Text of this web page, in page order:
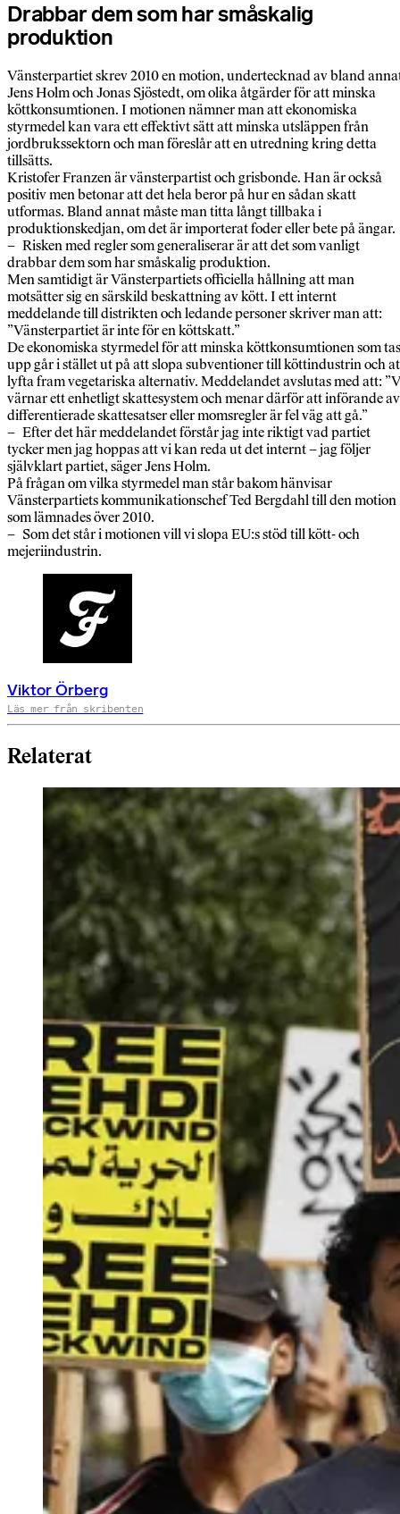
Drabbar dem som har småskalig
produktion
Vänsterpartiet skrev 2010 en motion, undertecknad av bland
Jens Holm och Jonas Sjöstedt, om olika åtgärder för att minska
köttkonsumtionen. I motionen nämner man att ekonomiska
styrmedel kan vara ett effektivt sätt att minska utsläppen från
jordbrukssektorn och man föreslår att en utredning kring detta
tillsätts.
Kristofer Franzen är vänsterpartist och grisbonde. Han är också
positiv men betonar att det hela beror på hur en sådan skatt
utformas. Bland annat måste man titta långt tillbaka i
produktionskedjan, om det är importerat foder eller bete på ängar.
– Risken med regler som generaliserar är att det som vanligt
drabbar dem som har småskalig produktion.
Men samtidigt är Vänsterpartiets officiella hållning att man
motsätter sig en särskild beskattning av kött. I ett internt
meddelande till distrikten och ledande personer skriver man att:
”Vänsterpartiet är inte för en köttskatt.”
De ekonomiska styrmedel för att minska köttkonsumtionen som tas
upp går i stället ut på att slopa subventioner till köttindustrin och
lyfta fram vegetariska alternativ. Meddelandet avslutas med att:
värnar ett enhetligt skattesystem och menar därför att införande av
differentierade skattesatser eller momsregler är fel väg att gå.”
– Efter det här meddelandet förstår jag inte riktigt vad partiet
tycker men jag hoppas att vi kan reda ut det internt – jag följer
självklart partiet, säger Jens Holm.
På frågan om vilka styrmedel man står bakom hänvisar
Vänsterpartiets kommunikationschef Ted Bergdahl till den motion
som lämnades över 2010.
– Som det står i motionen vill vi slopa EU:s stöd till kött- och
mejeriindustrin.
Viktor Örberg
Läs mer från skribenten
Relaterat